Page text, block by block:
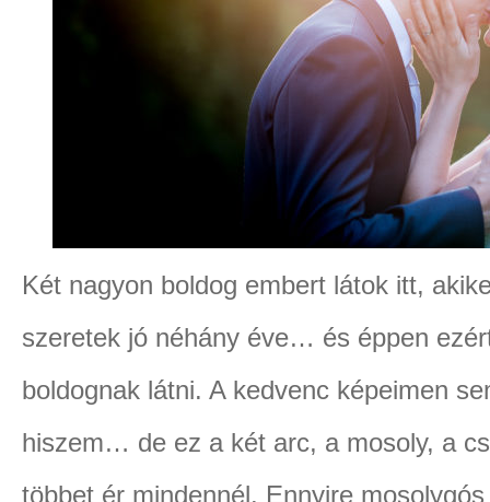
Két nagyon boldog embert látok itt,
szeretek jó néhány éve… és éppen
boldognak látni. A kedvenc képeimen
hiszem… de ez a két arc, a mosoly, a
többet ér mindennél. Ennyire